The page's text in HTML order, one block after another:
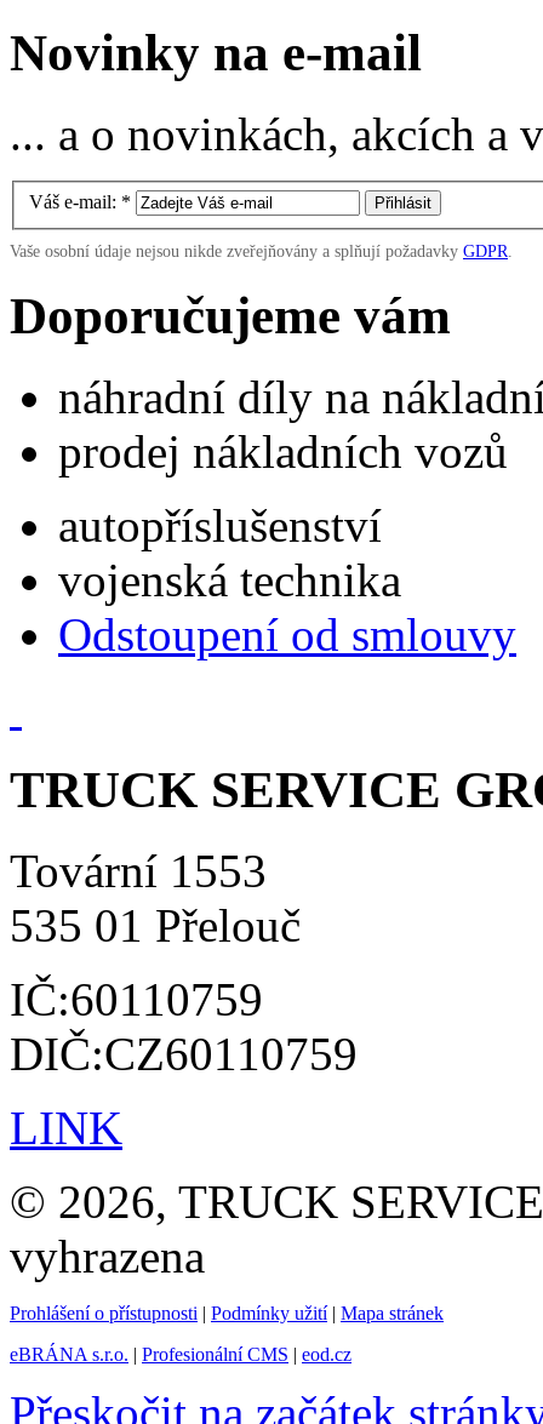
Novinky na e-mail
... a o novinkách, akcích
Váš e-mail: *
Vaše osobní údaje nejsou nikde zveřejňovány a splňují požadavky GDPR
Doporučujeme vám
náhradní díly na
prodej nákladních vozů
autopříslušenství
vojenská technika
Odstoupení od smlouvy
TRUCK SERVICE
Tovární 1553
535 01 Přelouč
IČ:60110759
DIČ:CZ60110759
LINK
© 2026, TRUCK
vyhrazena
Prohlášení o přístupnosti | Podmínky užití| Mapa stránek
eBRÁNA s.r.o. | Profesionální CMS | eod.cz
Přeskočit na začátek